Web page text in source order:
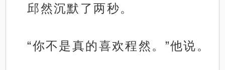
邱然沉默了两秒。
“你不是真的喜欢程然。”他说。